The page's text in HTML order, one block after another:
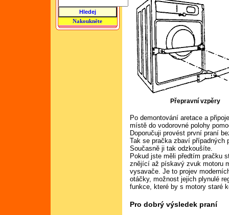
Nakoukněte
Přepravní vzpěry
Po demontování aretace a
místě do vodorovné polohy
Doporučuji provést první praní
Tak se pračka zbaví případných
Současně ji tak odzkoušíte.
Pokud jste měli předtím pračku
znějící až pískavý zvuk motoru
vysavače. Je to projev
otáčky, možnost jejich plynulé
funkce, které by s motory staré
Pro dobrý výsledek praní